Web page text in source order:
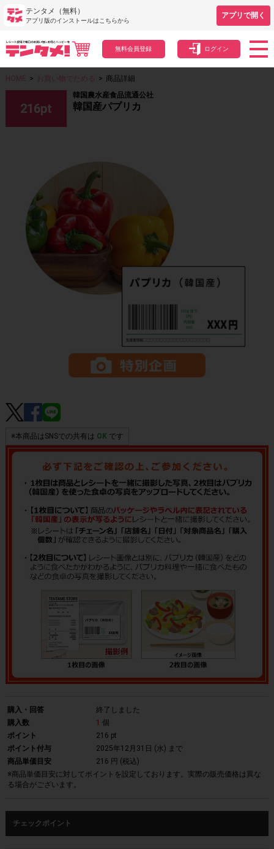
テンタメ（無料）
アプリ版のインストールはこちらから
アプリで開く
無料会員登録 ログイン
HOME > お買い物でためる > 商品詳細
216pt
韓国農水産食品流通公社
韓国産パプリカ
※本商品はSNSでの共有は OKです
購入・回答
終了しました
購入数
1 個
ポイント
216 pt
ポイント付与
2025年12月31日 (水) まで
商品単価目安
216 円 (税込)
※商品単価目安に対してポイントを設定しております。実際の販売価格は異な
る場合がございます。
チェックポイント